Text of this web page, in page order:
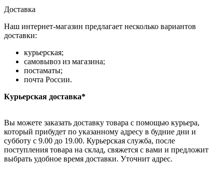
Доставка
Наш интернет-магазин предлагает несколько вариантов
доставки:
курьерская;
самовывоз из магазина;
постаматы;
почта России.
Курьерская доставка*
Вы можете заказать доставку товара с помощью курьера,
который прибудет по указанному адресу в будние дни и
субботу с 9.00 до 19.00. Курьерская служба, после
поступления товара на склад, свяжется с вами и предложит
выбрать удобное время доставки. Уточнит адрес.